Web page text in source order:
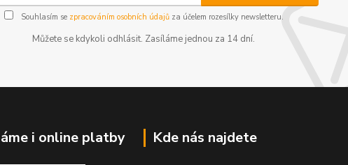
Souhlasím se zpracováním osobních údajůza účelem rozesílky newsletteru.
Můžete se kdykoli odhlásit. Zasíláme jednou za 14 dní.
i online platby Kde nás najdete